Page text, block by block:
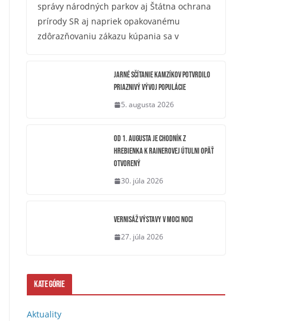
správy národných parkov aj Štátna ochrana
prírody SR aj napriek opakovanému
zdôrazňovaniu zákazu kúpania sa v
Jarné sčítanie kamzíkov potvrdilo
priaznivý vývoj populácie
5. augusta 2026
OD 1. AUGUSTA JE CHODNÍK Z
HREBIENKA K RAINEROVEJ ÚTULNI OPÄŤ
OTVORENÝ
30. júla 2026
Vernisáž výstavy V moci noci
27. júla 2026
Kategórie
Aktuality